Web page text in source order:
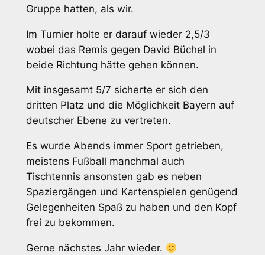
Gruppe hatten, als wir.
Im Turnier holte er darauf wieder 2,5/3
wobei das Remis gegen David Büchel in
beide Richtung hätte gehen können.
Mit insgesamt 5/7 sicherte er sich den
dritten Platz und die Möglichkeit Bayern auf
deutscher Ebene zu vertreten.
Es wurde Abends immer Sport getrieben,
meistens Fußball manchmal auch
Tischtennis ansonsten gab es neben
Spaziergängen und Kartenspielen genügend
Gelegenheiten Spaß zu haben und den Kopf
frei zu bekommen.
Gerne nächstes Jahr wieder.